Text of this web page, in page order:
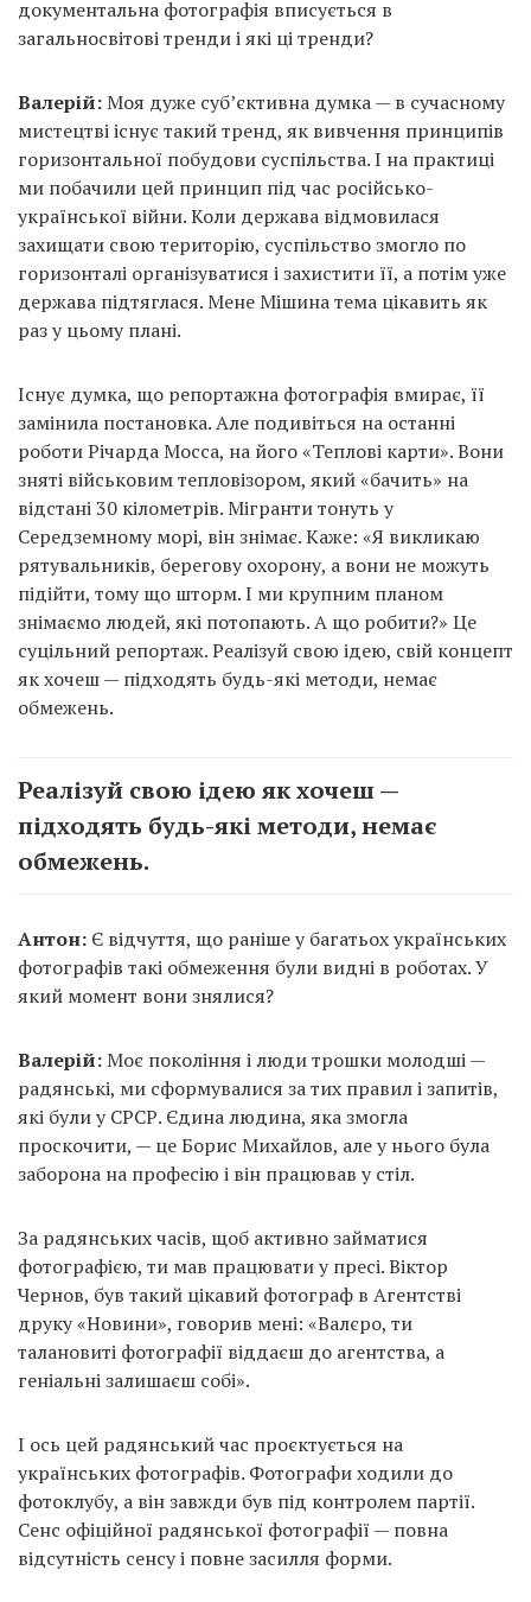
документальна фотографія вписується в
загальносвітові тренди і які ці тренди?
Валерій:Моя дуже суб’єктивна думка — в сучасному
мистецтві існує такий тренд, як вивчення принципів
горизонтальної побудови суспільства. І на практиці
ми побачили цей принцип під час російсько-
української війни. Коли держава відмовилася
захищати свою територію, суспільство змогло по
горизонталі організуватися і захистити її, а потім уже
держава підтяглася. Мене Мішина тема цікавить як
раз у цьому плані.
Існує думка, що репортажна фотографія вмирає, її
замінила постановка. Але подивіться на останні
роботи Річарда Мосса, на його «Теплові карти». Вони
зняті військовим тепловізором, який «бачить» на
відстані 30 кілометрів. Мігранти тонуть у
Середземному морі, він знімає. Каже: «Я викликаю
рятувальників, берегову охорону, а вони не можуть
підійти, тому що шторм. І ми крупним планом
знімаємо людей, які потопають. А що робити?» Це
суцільний репортаж. Реалізуй свою ідею, свій концепт
як хочеш — підходять будь-які методи, немає
обмежень.
Реалізуй свою ідею як хочеш —
підходять будь-які методи, немає
обмежень.
Антон: Є відчуття, що раніше у багатьох українських
фотографів такі обмеження були видні в роботах. У
який момент вони знялися?
Валерій:Моє покоління і люди трошки молодші —
радянські, ми сформувалися за тих правил і запитів,
які були у СРСР. Єдина людина, яка змогла
проскочити, — це Борис Михайлов, але у нього була
заборона на професію і він працював у стіл.
За радянських часів, щоб активно займатися
фотографією, ти мав працювати у пресі. Віктор
Чернов, був такий цікавий фотограф в Агентстві
друку «Новини», говорив мені: «Валєро, ти
талановиті фотографії віддаєш до агентства, а
геніальні залишаєш собі».
І ось цей радянський час проєктується на
українських фотографів. Фотографи ходили до
фотоклубу, а він завжди був під контролем партії.
Сенс офіційної радянської фотографії — повна
відсутність сенсу і повне засилля форми.